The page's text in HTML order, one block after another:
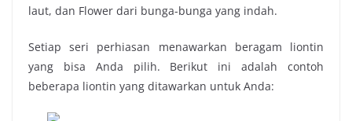
laut, dan Flower dari bunga-bunga yang indah.
Setiap seri perhiasan menawarkan beragam liontin
yang bisa Anda pilih. Berikut ini adalah contoh
beberapa liontin yang ditawarkan untuk Anda: